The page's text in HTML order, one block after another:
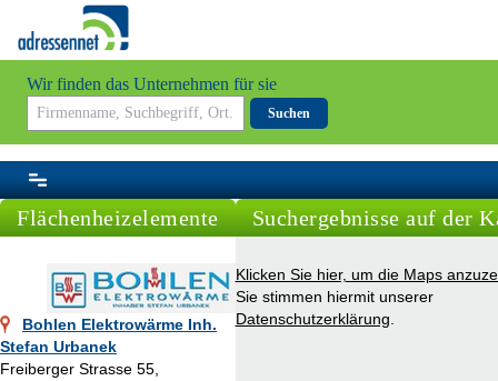
Wir finden das Unternehmen für sie
Suchen
Flächenheizelemente
Bohlen Elektrowärme Inh.
Stefan Urbanek
Freiberger Strasse 55,
Suchergebnisse auf der
Klicken Sie hier, um die Maps
Sie stimmen hiermit unserer
Datenschutzerklärung